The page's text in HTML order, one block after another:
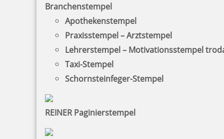
Branchenstempel
Apothekenstempel
Praxisstempel – Arztstempel
Lehrerstempel – Motivationsstempel
Taxi-Stempel
Schornsteinfeger-Stempel
REINER Paginierstempel